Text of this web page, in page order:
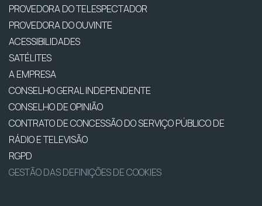
PROVEDORA DO TELESPECTADOR
PROVEDORA DO OUVINTE
ACESSIBILIDADES
SATÉLITES
A EMPRESA
CONSELHO GERAL INDEPENDENTE
CONSELHO DE OPINIÃO
CONTRATO DE CONCESSÃO DO SERVIÇO PÚBLICO DE
RÁDIO E TELEVISÃO
RGPD
GESTÃO DAS DEFINIÇÕES DE COOKIES